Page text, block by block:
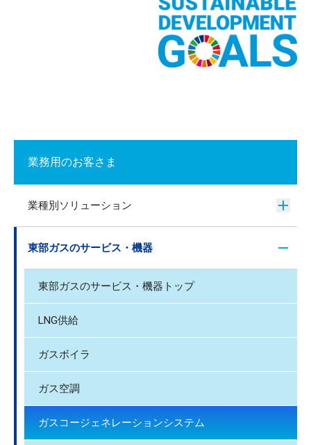
業務用のお客さま
業種別ソリューション
東部ガスのサービス・機器
東部ガスのサービス・機器トップ
LNG供給
ガスボイラ
ガス空調
ガスコージェネレーションシステム